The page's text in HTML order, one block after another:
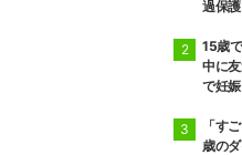
過保
15歳
中に
で妊
絶句
「す
歳の